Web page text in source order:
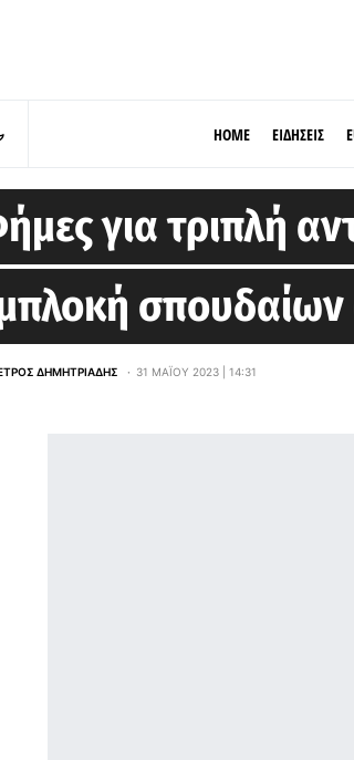
HOME ΕΙΔΗΣΕΙΣ
για τριπλή
ΔΗΜΗΤΡΙΆΔΗΣ 31 ΜΑΪ́ΟΥ 2023 | 14:31